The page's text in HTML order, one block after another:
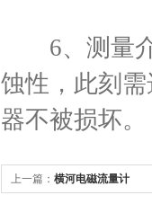
6、测量介
蚀性，此刻
器不被损坏。
上一篇： 横河电磁流量计